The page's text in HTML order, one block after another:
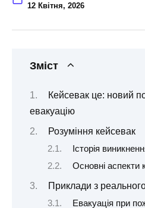
12 Квітня, 2026
Зміст
Кейсевак це: новий
евакуацію
Розуміння кейсевак
Історія
Основні аспекти
Приклади з
Евакуація при